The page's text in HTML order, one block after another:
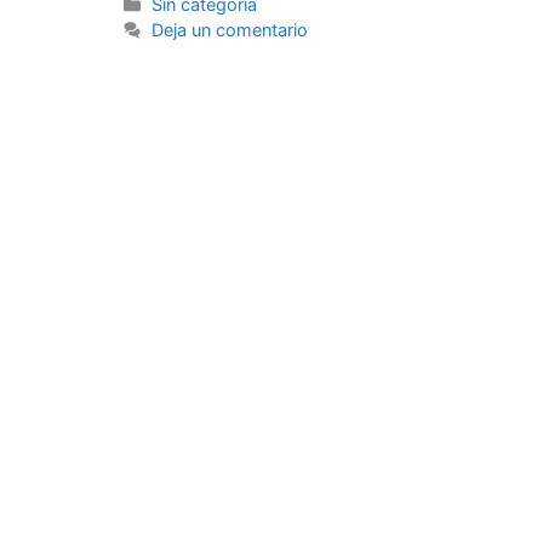
Sin categoría
Deja un comentario